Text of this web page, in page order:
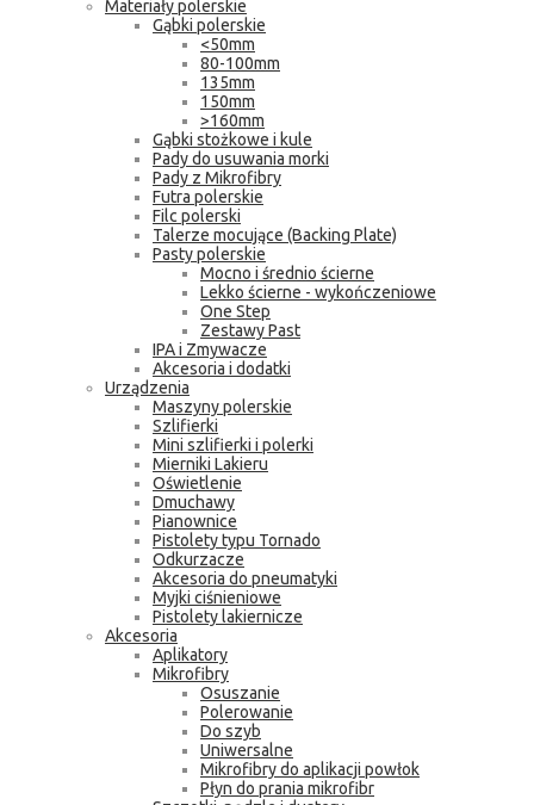
Materiały polerskie
Gąbki polerskie
<50mm
80-100mm
135mm
150mm
>160mm
Gąbki stożkowe i kule
Pady do usuwania morki
Pady z Mikrofibry
Futra polerskie
Filc polerski
Talerze mocujące (Backing Plate)
Pasty polerskie
Mocno i średnio ścierne
Lekko ścierne - wykończeniowe
One Step
Zestawy Past
IPA i Zmywacze
Akcesoria i dodatki
Urządzenia
Maszyny polerskie
Szlifierki
Mini szlifierki i polerki
Mierniki Lakieru
Oświetlenie
Dmuchawy
Pianownice
Pistolety typu Tornado
Odkurzacze
Akcesoria do pneumatyki
Myjki ciśnieniowe
Pistolety lakiernicze
Akcesoria
Aplikatory
Mikrofibry
Osuszanie
Polerowanie
Do szyb
Uniwersalne
Mikrofibry do aplikacji powłok
Płyn do prania mikrofibr